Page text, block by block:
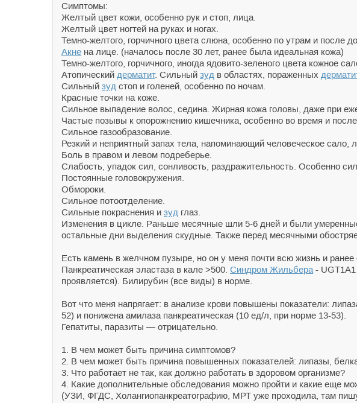
Симптомы:
Желтый цвет кожи, особенно рук и стоп, лица.
Желтый цвет ногтей на руках и ногах.
Темно-желтого, горчичного цвета слюна, особенно по утрам и после
Акне на лице. (началось после 30 лет, ранее была идеальная кожа)
Темно-желтого, горчичного, иногда ядовито-зеленого цвета кожное
Атопический дерматит. Сильный зуд в областях, пораженных
Сильный зуд стоп и голеней, особенно по ночам.
Красные точки на коже.
Сильное выпадение волос, седина. Жирная кожа головы, даже при
Частые позывы к опорожнению кишечника, особенно во время и
Сильное газообразование.
Резкий и неприятный запах тела, напоминающий человеческое
Боль в правом и левом подреберье.
Слабость, упадок сил, сонливость, раздражительность. Особенно
Постоянные головокружения.
Обмороки.
Сильное потоотделение.
Сильные покраснения и зуд глаз.
Изменения в цикле. Раньше месячные шли 5-6 дней и были
остальные дни выделения скудные. Также перед месячными
Есть камень в желчном пузыре, но он у меня почти всю жизнь и
Панкреатическая эластаза в кале >500. Синдром Жильбера - UGT1A1
проявляется). Билирубин (все виды) в норме.
Вот что меня напрягает: в анализе крови повышены показатели:
52) и понижена амилаза панкреатическая (10 ед/л, при норме 13-53).
Гепатиты, паразиты — отрицательно.
1. В чем может быть причина симптомов?
2. В чем может быть причина повышенных показателей: липазы,
3. Что работает не так, как должно работать в здоровом организме?
4. Какие дополнительные обследования можно пройти и какие еще
(УЗИ, ФГДС, Холангиопанкреатографию, МРТ уже проходила, там